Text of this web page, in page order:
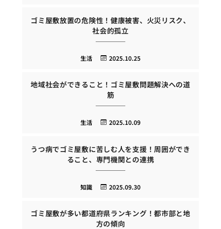
ゴミ屋敷放置の危険性！健康被害、火災リスク、
社会的孤立
2025.10.25
生活
地域社会ができること！ゴミ屋敷問題解決への道
筋
2025.10.09
生活
うつ病でゴミ屋敷に苦しむ人を支援！周囲ができ
ること、専門機関との連携
2025.09.30
知識
ゴミ屋敷が多い都道府県ランキング！都市部と地
方の傾向